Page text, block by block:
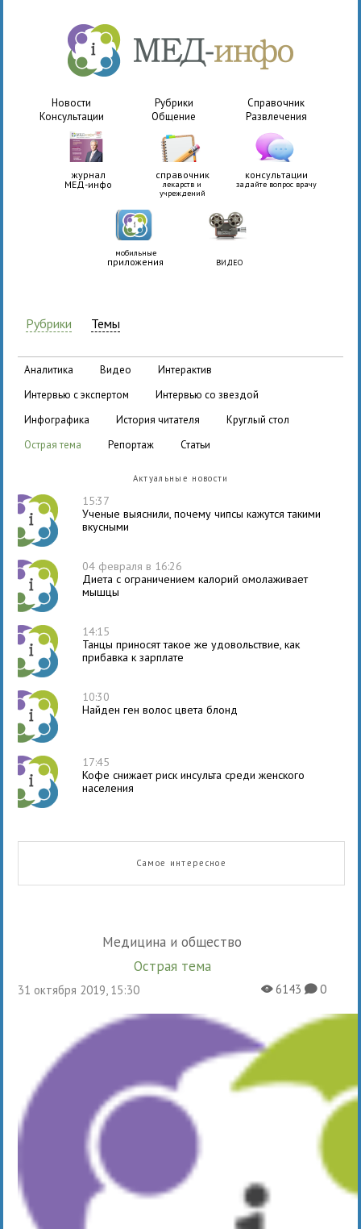
Новости Рубрики
Справочник
Консультации
Общение Развлечения
журнал
МЕД-инфо
справочник
лекарств и
учреждений
консультации
задайте вопрос врачу
мобильные
приложения ВИДЕО
Рубрики Темы
аналитика видео
интерактив
интервью с экспертом
интервью со звездой
инфографика
история читателя
круглый стол
острая тема
репортаж статьи
Актуальные новости
15:37
Ученые выяснили, почему чипсы кажутся такими
вкусными
04 февраля в 16:26
Диета с ограничением калорий омолаживает
мышцы
14:15
Танцы приносят такое же удовольствие, как
прибавка к зарплате
10:30
Найден ген волос цвета блонд
17:45
Кофе снижает риск инсульта среди женского
населения
Самое интересное
Медицина и общество
Острая тема
31 октября 2019, 15:30 X6143K0